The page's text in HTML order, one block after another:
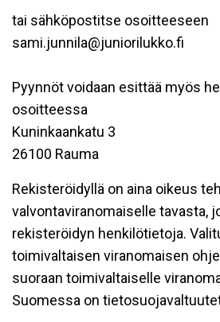
tai sähköpostitse osoitteeseen
sami.junnila@juniorilukko.fi
Pyynnöt voidaan esittää myös
osoitteessa
Kuninkaankatu 3
26100 Rauma
Rekisteröidyllä on aina oikeus
valvontaviranomaiselle tavasta,
rekisteröidyn henkilötietoja.
toimivaltaisen viranomaisen
suoraan toimivaltaiselle
Suomessa on